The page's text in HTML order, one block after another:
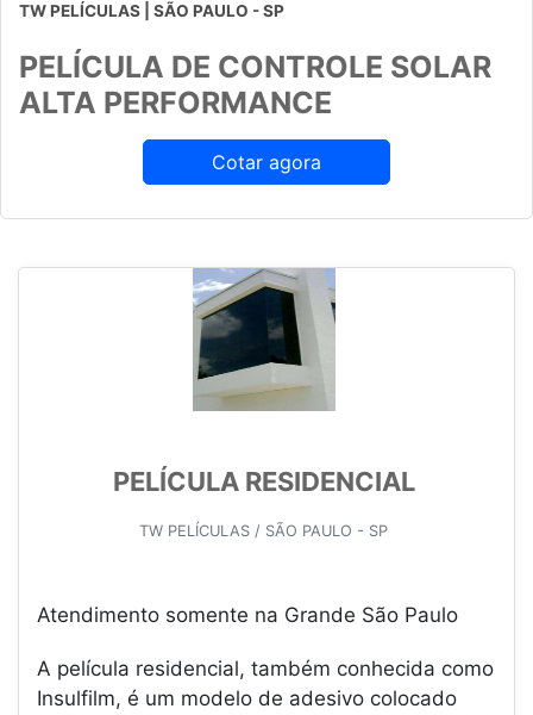
TW PELÍCULAS | SÃO PAULO - SP
PELÍCULA DE CONTROLE SOLAR
ALTA PERFORMANCE
Cotar agora
PELÍCULA RESIDENCIAL
TW PELÍCULAS / SÃO PAULO - SP
Atendimento somente na Grande São Paulo
A película residencial, também conhecida como
Insulfilm, é um modelo de adesivo colocado